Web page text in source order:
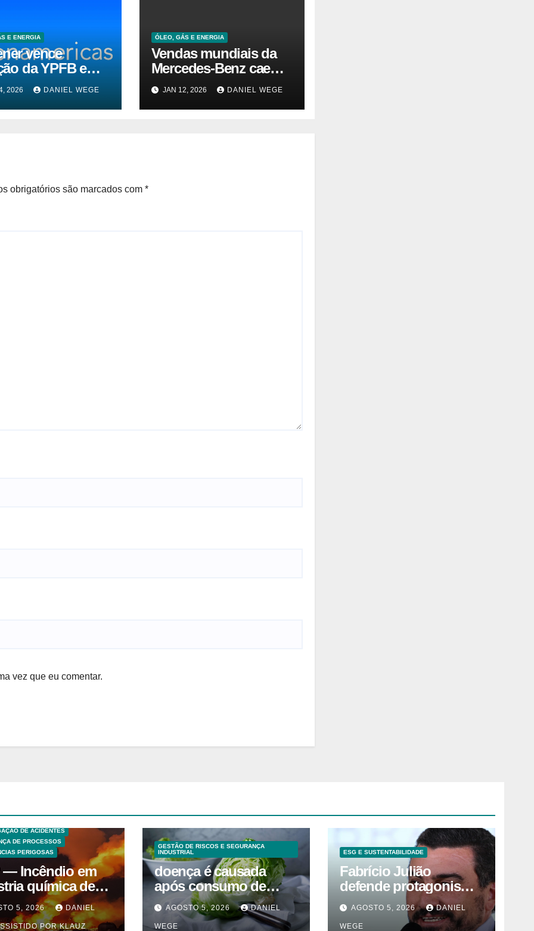
E ENERGIA
vence
da YPFB e
novo contrato
de gás
para o Brasil
2026 DANIEL WEGE
ÓLEO, GÁS E ENERGIA
Vendas mundiais da
Mercedes-Benz caem
10% em 2025 –
Impala.pt
JAN 12, 2026 DANIEL WEGE
obrigatórios são marcados com *
vez que eu comentar.
DE ACIDENTES
DE PROCESSOS
PERIGOSAS
— Incêndio em
química de
em
SP
5, 2026 DANIEL
POR KLAUZ
GESTÃO DE RISCOS E SEGURANÇA
INDUSTRIAL
doença é causada
após consumo de
alface contaminada
AGOSTO 5, 2026 DANIEL
WEGE
ESG E SUSTENTABILIDADE
Fabrício Julião
defende protagonismo
da agenda social
AGOSTO 5, 2026 DANIEL
WEGE